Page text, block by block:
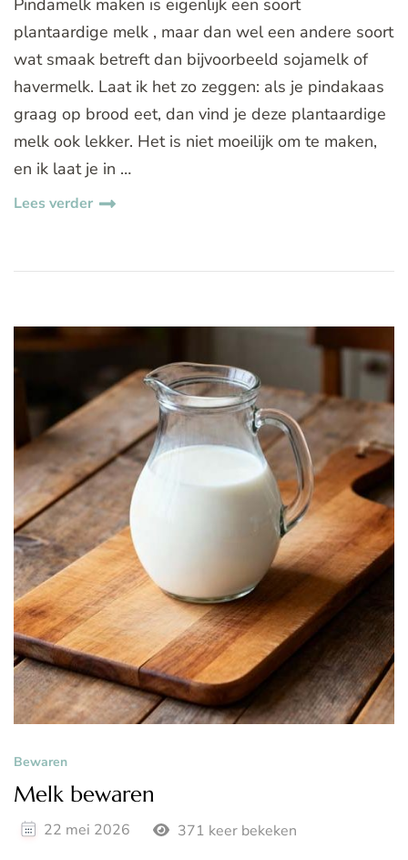
Pindamelk maken is eigenlijk een soort
plantaardige melk , maar dan wel een andere soort
wat smaak betreft dan bijvoorbeeld sojamelk of
havermelk. Laat ik het zo zeggen: als je pindakaas
graag op brood eet, dan vind je deze plantaardige
melk ook lekker. Het is niet moeilijk om te maken,
en ik laat je in …
Lees verder
Bewaren
Melk bewaren
22 mei 2026 371 keer bekeken